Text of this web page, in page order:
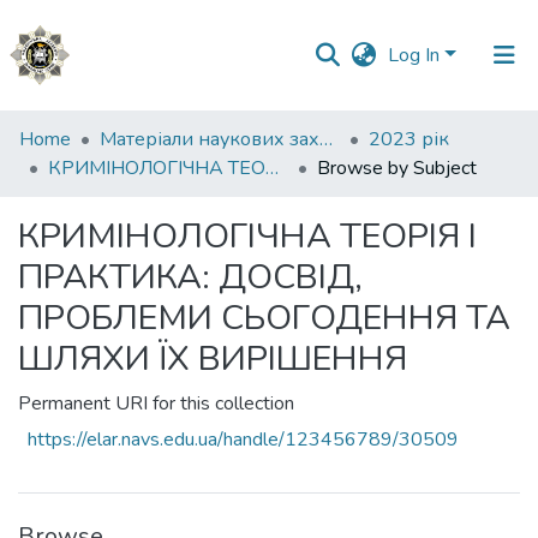
Log In
Communities
&
All of DSpace
Home Матеріали наукових заходів
2023 рік
КРИМІНОЛОГІЧНА ТЕОРІЯ І ПРАКТИКА: ДОСВІД, ПРОБЛЕМИ СЬОГОДЕННЯ ТА ШЛЯХИ ЇХ ВИРІШЕННЯ
Browse by Subject
КРИМІНОЛОГІЧНА ТЕОРІЯ І
ПРАКТИКА: ДОСВІД,
ПРОБЛЕМИ СЬОГОДЕННЯ ТА
ШЛЯХИ ЇХ ВИРІШЕННЯ
Permanent URI for this collection
https://elar.navs.edu.ua/handle/123456789/30509